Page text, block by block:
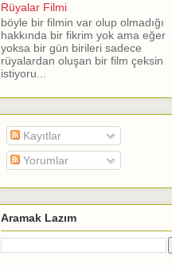
Rüyalar Filmi
böyle bir filmin var olup olmadığı
hakkında bir fikrim yok ama eğer
yoksa bir gün birileri sadece
rüyalardan oluşan bir film çeksin
istiyoru...
Kayıtlar
Yorumlar
Aramak Lazım